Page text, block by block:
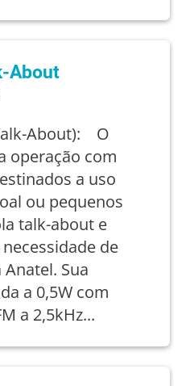
About
About): O
operação com
a uso
ou pequenos
talk-about e
de
Sua
a 0,5W com
a 2,5kHz...